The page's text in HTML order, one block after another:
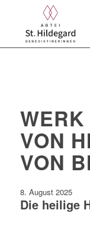
VON
VON
8. August 2025
Die heilige